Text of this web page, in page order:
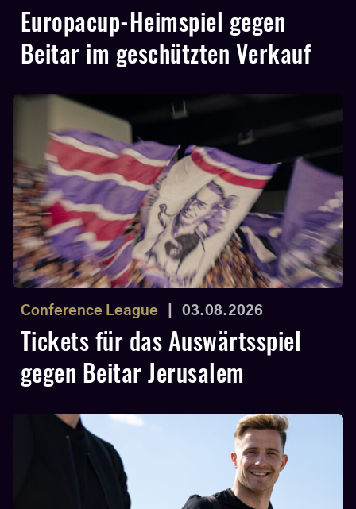
Europacup-Heimspiel gegen
Beitar im geschützten Verkauf
Conference League 03.08.2026
Tickets für das Auswärtsspiel
gegen Beitar Jerusalem